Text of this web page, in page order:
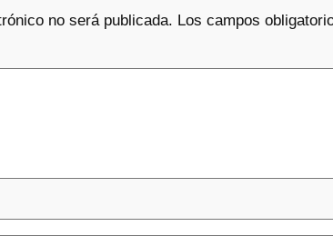
no será publicada. Los campos